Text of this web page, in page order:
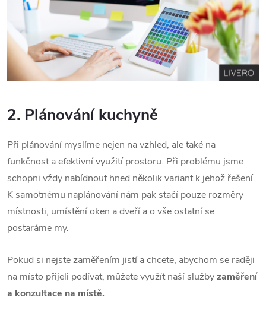
2. Plánování kuchyně
Při plánování myslíme nejen na vzhled, ale také na
funkčnost a efektivní využití prostoru. Při problému jsme
schopni vždy nabídnout hned několik variant k jehož řešení.
K samotnému naplánování nám pak stačí pouze rozměry
místnosti, umístění oken a dveří a o vše ostatní se
postaráme my.
Pokud si nejste zaměřením jistí a chcete, abychom se raději
na místo přijeli podívat, můžete využít naší službyzaměření
a konzultace na místě.